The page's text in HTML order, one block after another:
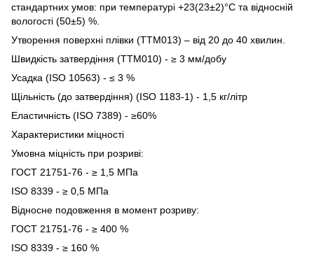
стандартних умов: при температурі +23(23±2)°C та відносній
вологості (50±5) %.
Утворення поверхні плівки (TTM013) – від 20 до 40 хвилин.
Швидкість затвердіння (ТТМ010) - ≥ 3 мм/добу
Усадка (ISO 10563) - ≤ 3 %
Щільність (до затвердіння) (ISO 1183-1) - 1,5 кг/літр
Еластичність (ISO 7389) - ≥60%
Характеристики міцності
Умовна міцність при розриві:
ГОСТ 21751-76 - ≥ 1,5 МПа
ISO 8339 - ≥ 0,5 МПа
Відносне подовження в момент розриву:
ГОСТ 21751-76 - ≥ 400 %
ISO 8339 - ≥ 160 %